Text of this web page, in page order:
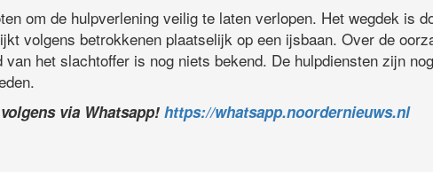
om de hulpverlening veilig te laten verlopen. Het wegdek is
volgens betrokkenen plaatselijk op een ijsbaan. Over de
van het slachtoffer is nog niets bekend. De hulpdiensten zijn
via Whatsapp! https://whatsapp.noordernieuws.nl